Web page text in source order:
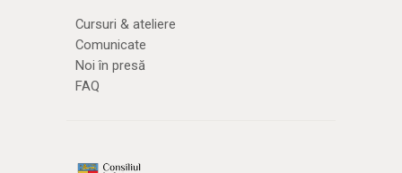
Cursuri & ateliere
Comunicate
Noi în presă
FAQ